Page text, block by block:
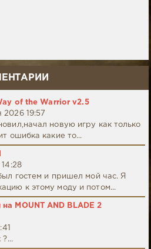
of the Warrior v2.5
2026 19:57
новую игру как только
ошибка какие то...
гостем и пришел мой час. Я
к этому моду и потом...
MOUNT AND BLADE 2
?...